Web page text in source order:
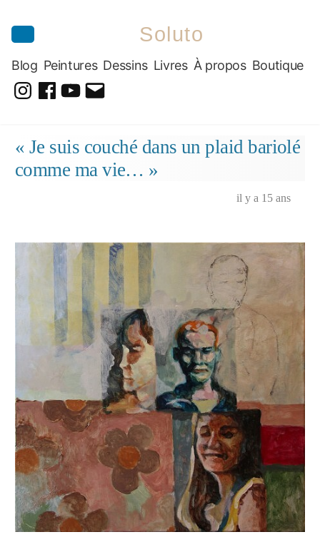
Soluto
Blog Peintures Dessins Livres À propos Boutique
Dessins
contenu
« Je suis couché dans un plaid bariolé
comme ma vie… »
il y a 15 ans